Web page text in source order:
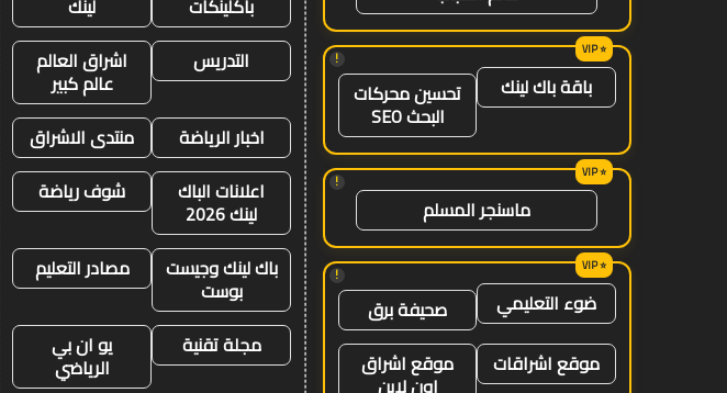
!
باقة باك لينك تحسين محركات
البحث SEO
!
ماسنجر المسلم
!
ضوء التعليمي
صحيفة برق
موقع اشراقات
موقع اشراق
اون لاين
باكلينكات
لينك
التدريس
اشراق العالم
عالم كبير
اخبار الرياضة
منتدى الاشراق
اعلانات الباك
لينك 2026
شوف رياضة
باك لينك وجيست
بوست
مصادر التعليم
مجلة تقنية يو ان بي
الرياضي